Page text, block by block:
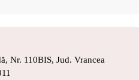
Nr. 110BIS, Jud. Vrancea